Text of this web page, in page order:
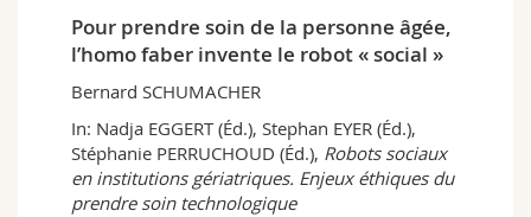
Pour prendre soin de la personne âgée,
l’homo faber invente le robot « social »
Bernard SCHUMACHER
In: Nadja EGGERT (Éd.), Stephan EYER (Éd.),
Stéphanie PERRUCHOUD (Éd.), Robots sociaux
en institutions gériatriques. Enjeux éthiques du
prendre soin technologique